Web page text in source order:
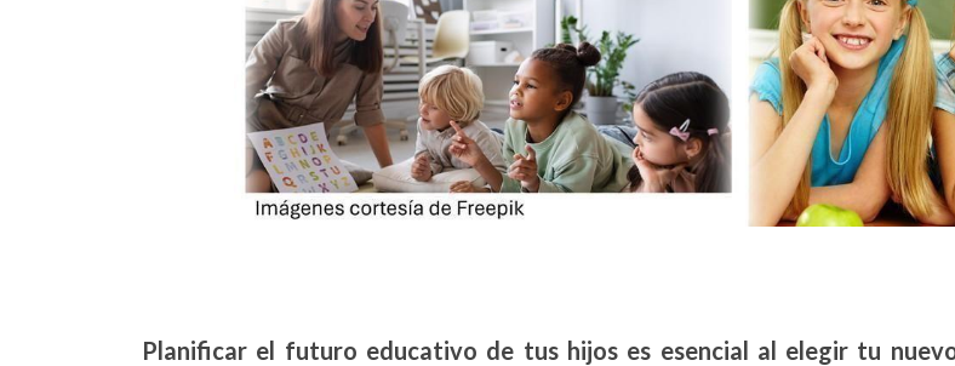
Planificar el futuro educativo de tus hijos es esencial al elegir tu